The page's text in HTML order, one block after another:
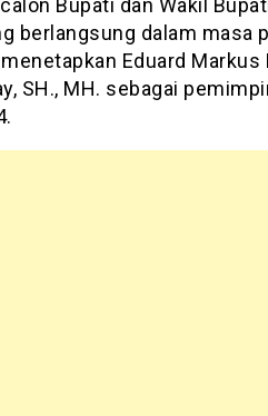
Bupati dan Wakil
berlangsung dalam masa
Eduard Markus
SH., MH. sebagai